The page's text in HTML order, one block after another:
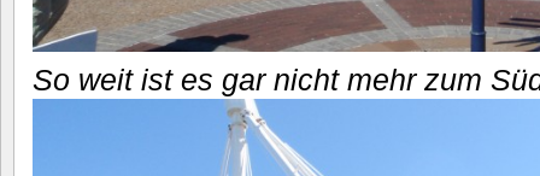
So weit ist es gar nicht mehr zum